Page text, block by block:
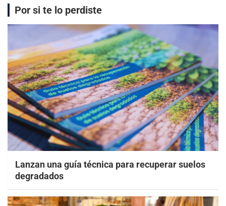
Por si te lo perdiste
Lanzan una guía técnica para recuperar suelos
degradados